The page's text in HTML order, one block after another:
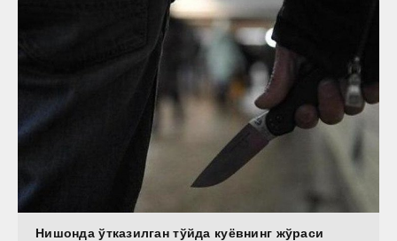
Нишонда ўтказилган тўйда куёвнинг жўраси